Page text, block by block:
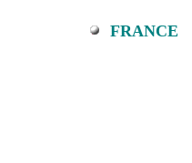
FRANCE